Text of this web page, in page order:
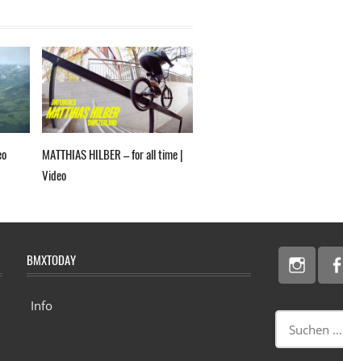
MATTHIAS HILBER – for all time |
Video
BMXTODAY
Info